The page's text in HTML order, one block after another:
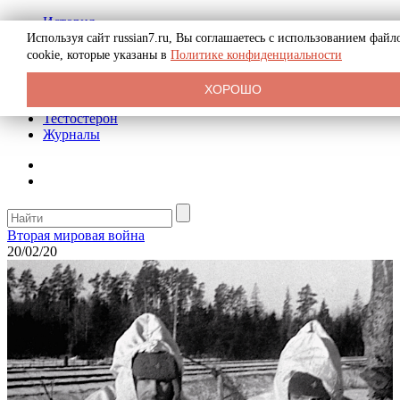
История
Биография
Криминал
Реклама на сайте
Тестостерон
Журналы
Вторая мировая война
20/02/20
Используя сайт russian7.ru, Вы соглашаетесь с использованием
cookie, которые указаны в Политике конфиденциальности
ХОРОШО